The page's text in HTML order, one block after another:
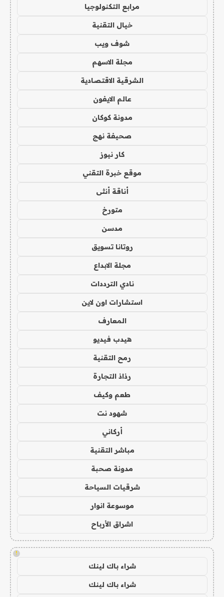
مرابع التكنولوجيا
خيال التقنية
شوف ويب
مجلة الاسهم
الشرقية الاقتصادية
عالم الايفون
مدونة كوكان
صحيفة نهج
كار نيوز
موقع خبرة التقني
أناقة أنثى
متورخ
مدسن
روتانا تسويق
مجلة الابداع
نادي الترددات
استشارات اون لاين
المعارف
هيدب فيديو
رمح التقنية
رذاذ التجارة
طعم وكيف
شهود نت
أركاني
مباشر التقنية
مدونة صحبة
شرقيات السياحة
موسوعة انوار
اشراق الأرباح
!
شراء باك لينك
شراء باك لينك